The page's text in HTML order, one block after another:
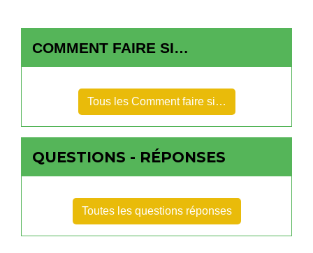
COMMENT FAIRE SI…
Tous les Comment faire si…
QUESTIONS - RÉPONSES
Toutes les questions réponses